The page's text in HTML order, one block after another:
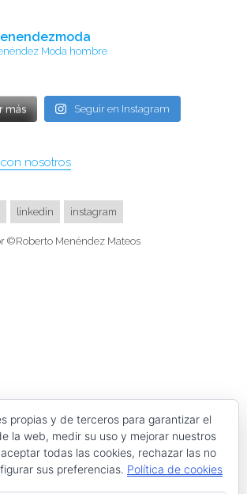
Moda hombre
más Seguir en Instagram
nosotros
linkedin instagram
©Roberto Menéndez Mateos
propias y de terceros para garantizar el
la web, medir su uso y mejorar nuestros
todas las cookies, rechazar las no
sus preferencias. Política de cookies